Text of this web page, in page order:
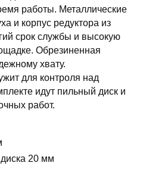
работы. Металлические
и корпус редуктора из
срок службы и высокую
Обрезиненная
хвату.
для контроля над
идут пильный диск и
работ.
20 мм